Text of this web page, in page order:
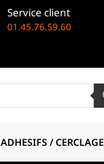
Service client
01.45.76.59.60
ADHESIFS / CERCLAGE